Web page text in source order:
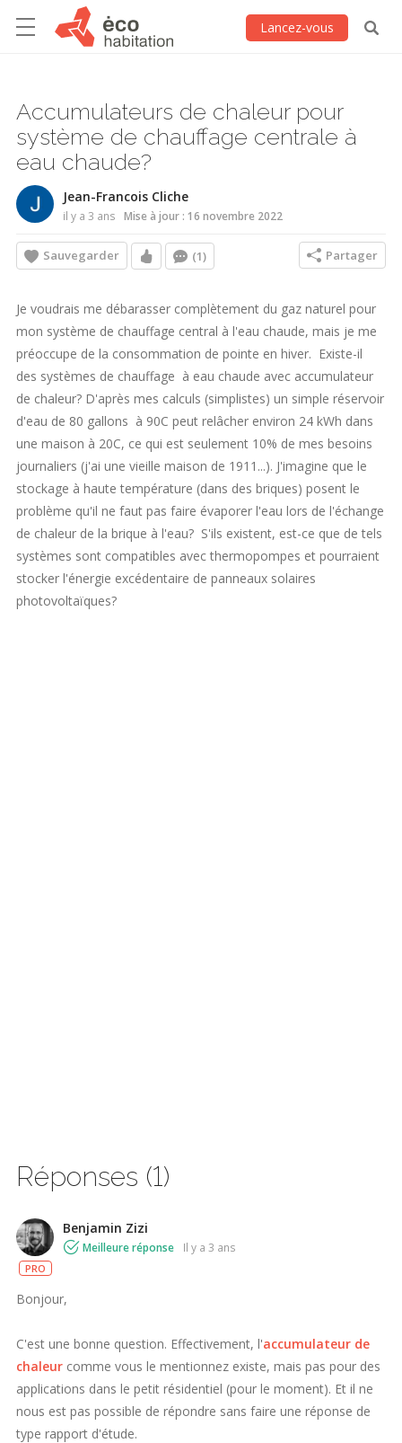
Lancez-vous
Accumulateurs de chaleur pour
système de chauffage centrale à
eau chaude?
Jean-Francois Cliche
il y a 3 ans Mise à jour : 16 novembre 2022
Sauvegarder (1) Partager
Je voudrais me débarasser complètement du gaz naturel pour
mon système de chauffage central à l'eau chaude, mais je me
préoccupe de la consommation de pointe en hiver. Existe-il
des systèmes de chauffage à eau chaude avec accumulateur
de chaleur? D'après mes calculs (simplistes) un simple réservoir
d'eau de 80 gallons à 90C peut relâcher environ 24 kWh dans
une maison à 20C, ce qui est seulement 10% de mes besoins
journaliers (j'ai une vieille maison de 1911...). J'imagine que le
stockage à haute température (dans des briques) posent le
problème qu'il ne faut pas faire évaporer l'eau lors de l'échange
de chaleur de la brique à l'eau? S'ils existent, est-ce que de tels
systèmes sont compatibles avec thermopompes et pourraient
stocker l'énergie excédentaire de panneaux solaires
photovoltaïques?
Réponses (1)
PRO
Benjamin Zizi
Meilleure réponse il y a 3 ans
Bonjour,
C'est une bonne question. Effectivement, l'accumulateur de
chaleur comme vous le mentionnez existe, mais pas pour des
applications dans le petit résidentiel (pour le moment). Et il ne
nous est pas possible de répondre sans faire une réponse de
type rapport d'étude.